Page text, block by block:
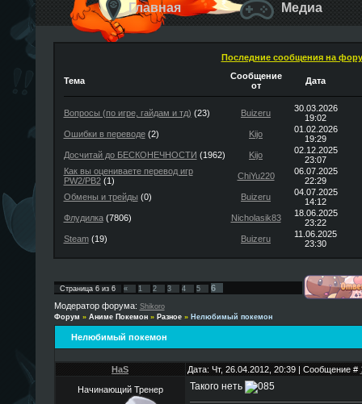
Главная Медиа
Последние сообщения на
Тема
Сообщение
от
Дата
Вопросы (по игре, гайдам и тд) (23) Buizeru
30.03.2026
19:02
Ошибки в переводе(2) Kijo
01.02.2026
19:29
Досчитай до БЕСКОНЕЧНОСТИ (1962) Kijo
02.12.2025
23:07
Как вы оцениваете перевод игр
PW2/PB2(1) ChiYu220
06.07.2025
22:29
Обмены и трейды (0) Buizeru
04.07.2025
14:12
Флудилка(7806) Nicholasik83
18.06.2025
23:22
Steam(19) Buizeru
11.06.2025
23:30
Страница 6из 6 « 1 2 3 4 5
6
Модератор форума: Shikoro
Форум » Аниме Покемон » Разное » Нелюбимый покемон
Нелюбимый покемон
HaS Дата: Чт, 26.04.2012, 20:39 | Сообщение #
Начинающий Тренер Такого неть